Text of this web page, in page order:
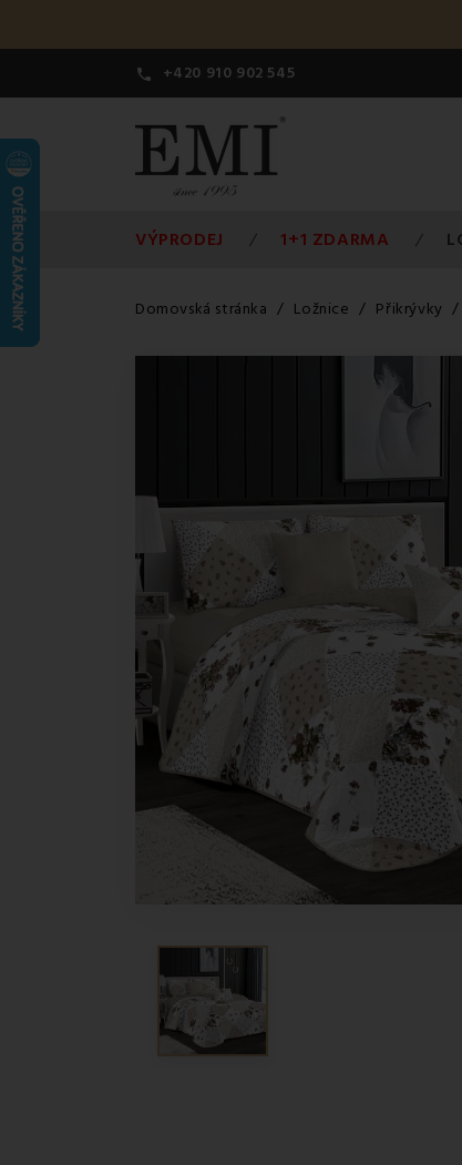
 +420 910 902 545
VÝPRODEJ 1+1 ZDARMA
Domovská stránka Ložnice Přikrývky